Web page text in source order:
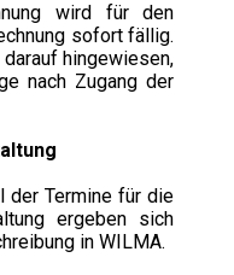
wird für den
sofort fällig.
hingewiesen,
nach Zugang der
der Termine für die
ergeben sich
in WILMA.